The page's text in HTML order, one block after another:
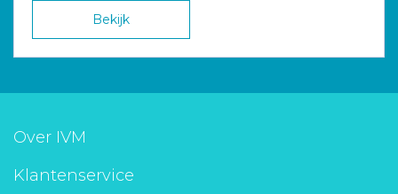
Bekijk
Over IVM
Klantenservice